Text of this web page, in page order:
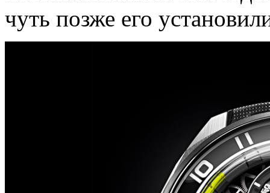
чуть позже его